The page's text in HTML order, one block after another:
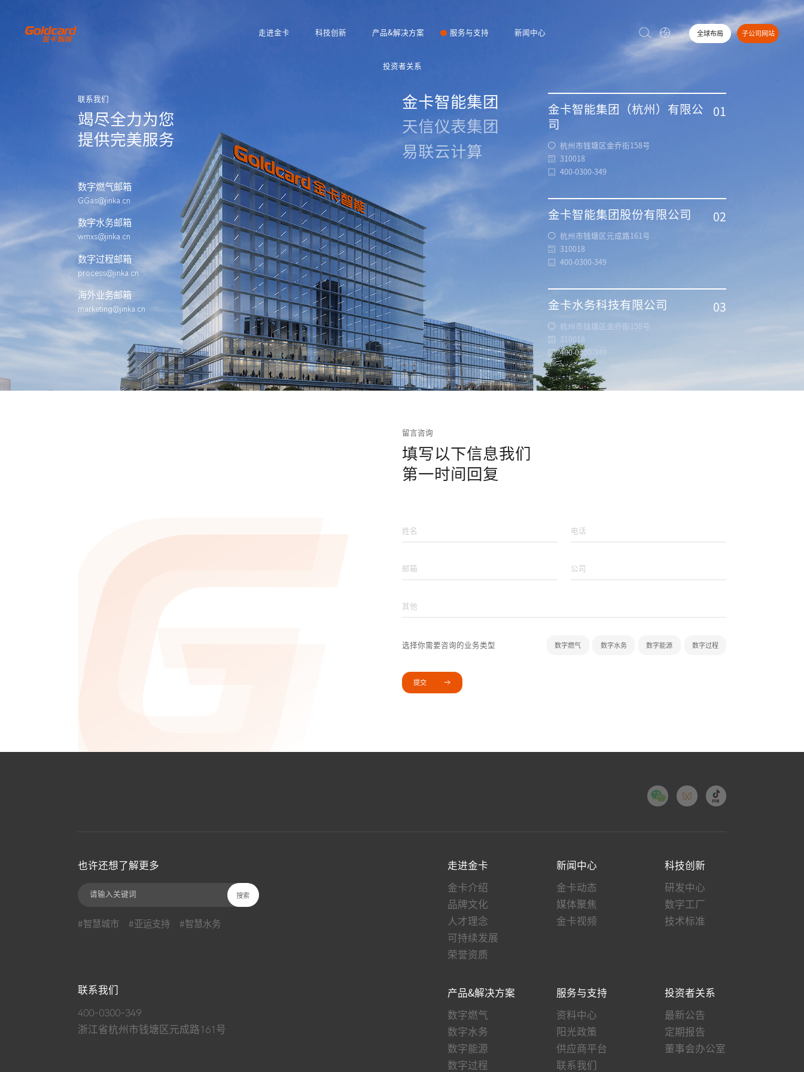
走进金卡 科技创新 产品&解决方案 服务与支持 新闻中心
投资者关系
全球布局 子公司网站
联系我们
竭尽全力为您
提供完美服务
数字燃气邮箱
GGas@jinka.cn
数字水务邮箱
wmxs@jinka.cn
数字过程邮箱
process@jinka.cn
海外业务邮箱
marketing@jinka.cn
金卡智能集团
天信仪表集团
易联云计算
01
金卡智能集团（杭州）有限公
司
杭州市钱塘区金乔街158号
310018
400-0300-349
02
金卡智能集团股份有限公司
杭州市钱塘区元成路161号
310018
400-0300-349
03
金卡水务科技有限公司
杭州市钱塘区金乔街158号
310018
400-0300-349
留言咨询
填写以下信息我们
第一时间回复
选择你需要咨询的业务类型 数字燃气 数字水务 数字能源 数字过程
提交
也许还想了解更多
#智慧城市 #亚运支持 #智慧水务
联系我们
400-0300-349
浙江省杭州市钱塘区元成路161号
走进金卡
金卡介绍
品牌文化
人才理念
可持续发展
荣誉资质
新闻中心
金卡动态
媒体聚焦
金卡视频
科技创新
研发中心
数字工厂
技术标准
产品&解决方案
数字燃气
数字水务
数字能源
数字过程
服务与支持
资料中心
阳光政策
供应商平台
联系我们
投资者关系
最新公告
定期报告
董事会办公室